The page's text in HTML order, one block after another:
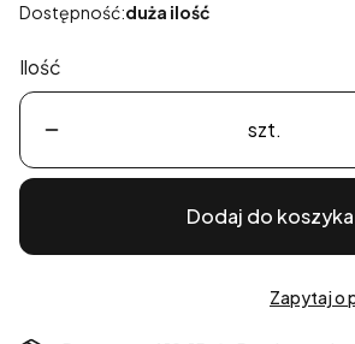
Dostępność:duża ilość
Ilość
szt.
Dodaj do koszyka
Zapytaj o